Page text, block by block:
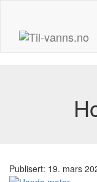
innhold
Publisert: 19. mars